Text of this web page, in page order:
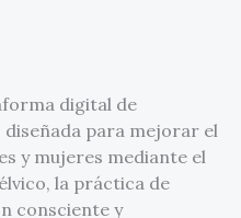
digital de
para mejorar el
y mujeres mediante el
la práctica de
consciente y